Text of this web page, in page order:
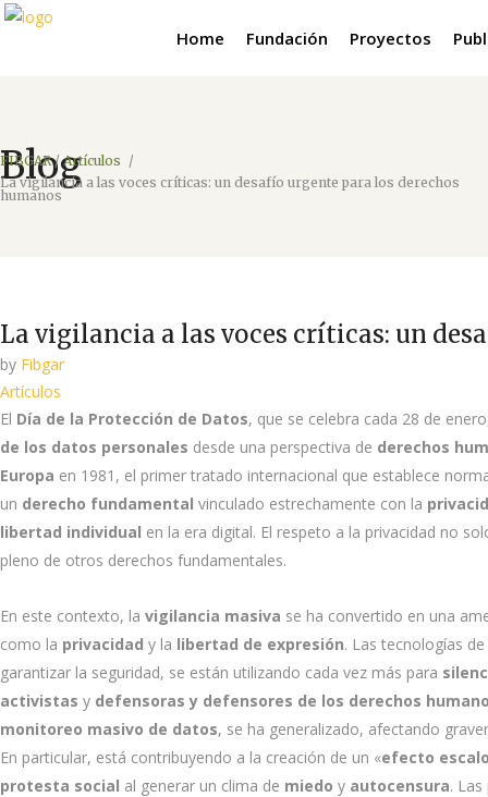
Home Fundación Proyectos
Blog
FIBGAR/Artículos /
La vigilancia a las voces críticas: un desafío urgente para los derechos
humanos
La vigilancia a las voces críticas: un
by Fibgar
Artículos
El Día de la Protección de Datos, que se celebra cada 28 de
de los datos personales desde una perspectiva de derechos
Europa en 1981, el primer tratado internacional que establece
un derecho fundamental vinculado estrechamente con la
libertad individual en la era digital. El respeto a la privacidad no
pleno de otros derechos fundamentales.
En este contexto, la vigilancia masiva se ha convertido en una
como la privacidad y la libertad de expresión. Las tecnologías
garantizar la seguridad, se están utilizando cada vez más para
activistas y defensoras y defensores de los derechos
monitoreo masivo de datos, se ha generalizado, afectando
En particular, está contribuyendo a la creación de un «efecto
protesta social al generar un clima de miedo y autocensura.